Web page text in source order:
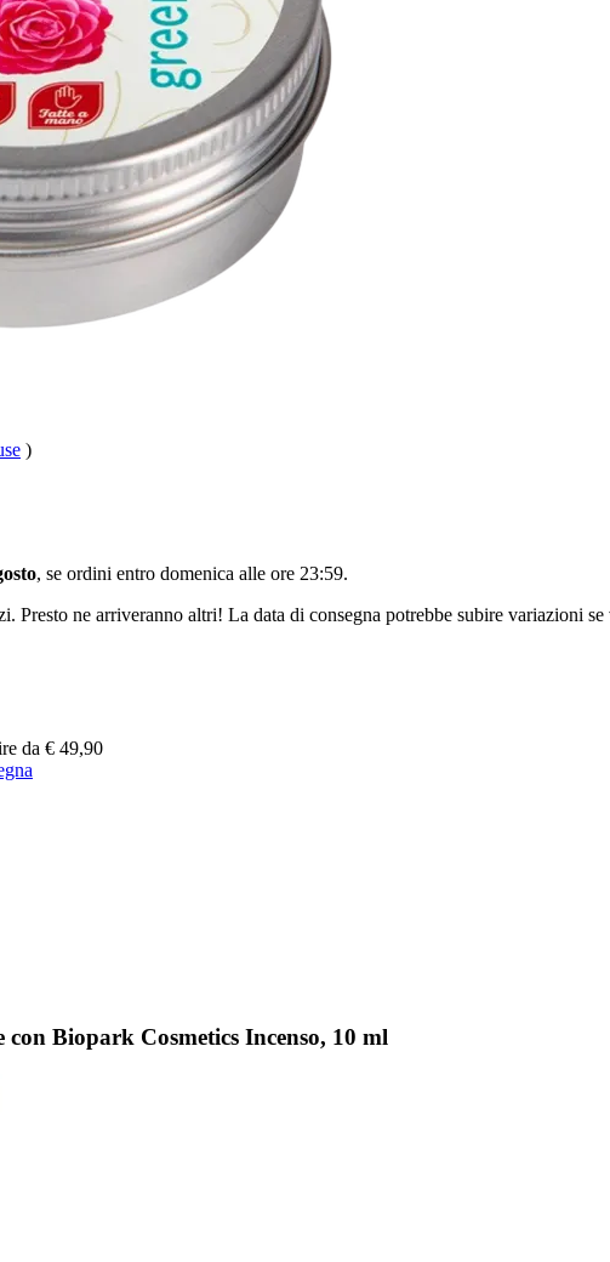
)
, se ordini entro domenica alle ore 23:59.
Presto ne arriveranno altri! La data di consegna potrebbe subire variazioni
da € 49,90
con Biopark Cosmetics Incenso, 10 ml